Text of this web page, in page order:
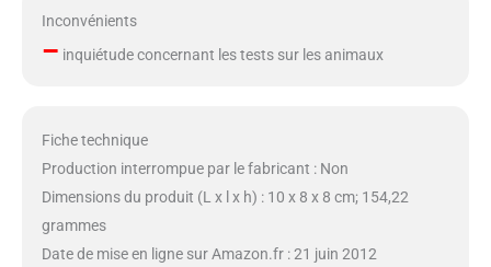
Inconvénients
– inquiétude concernant les tests sur les animaux
Fiche technique
Production interrompue par le fabricant : Non
Dimensions du produit (L x l x h) : 10 x 8 x 8 cm; 154,22
grammes
Date de mise en ligne sur Amazon.fr : 21 juin 2012